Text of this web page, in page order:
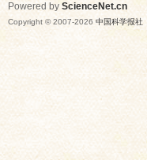
Powered by ScienceNet.cn
Copyright © 2007-2026 中国科学报社